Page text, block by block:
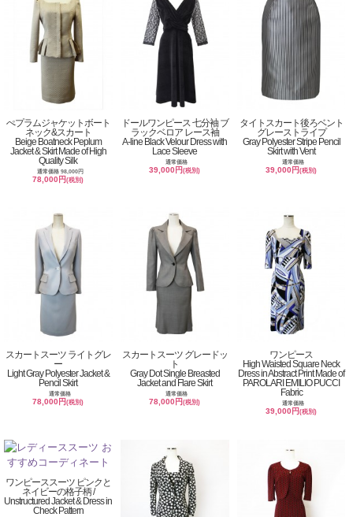
ぺプラムジャケットボート
ネック&スカート
Beige Boatneck Peplum
Jacket & Skirt Made of High
Quality Silk
通常価格 98,000円
78,000円(税別)
ドールワンピース 七分袖 ブ
ラックベロア レース袖
A-line Black Velour Dress with
Lace Sleeve
通常価格
39,000円(税別)
タイトスカート後ろベント
グレーストライプ
Gray Polyester Stripe Pencil
Skirt with Vent
通常価格
39,000円(税別)
スカートスーツ ライトグレ
ー
Light Gray Polyester Jacket &
Pencil Skirt
通常価格
78,000円(税別)
スカートスーツ グレードッ
ト
Gray Dot Single Breasted
Jacket and Flare Skirt
通常価格
78,000円(税別)
ワンピース
High Waisted Square Neck
Dress in Abstract Print Made of
PAROLARI EMILIO PUCCI
Fabric
通常価格
39,000円(税別)
ワンピーススーツ ピンクと
ネイビーの格子柄 /
Unstructured Jacket & Dress in
Check Pattern